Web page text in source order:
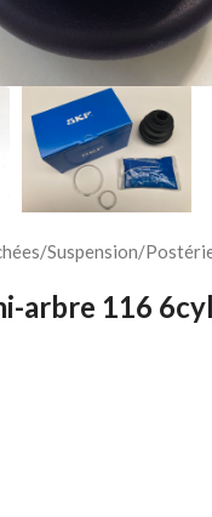
agrandir
/Suspension/
arbre 116